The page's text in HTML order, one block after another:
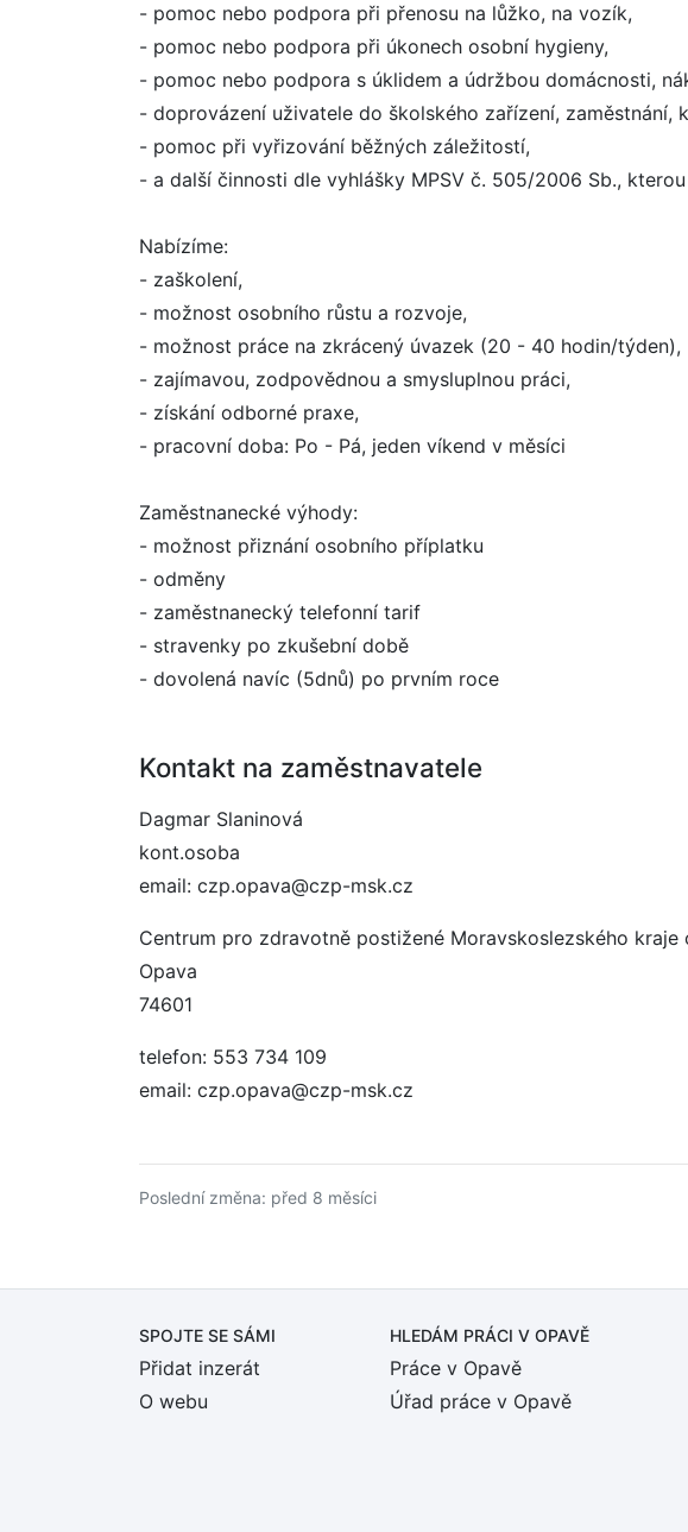
- pomoc nebo podpora při přenosu na lůžko, na vozík,
- pomoc nebo podpora při úkonech osobní hygieny,
- pomoc nebo podpora s úklidem a údržbou domácnosti,
- doprovázení uživatele do školského zařízení, zaměstnání,
- pomoc při vyřizování běžných záležitostí,
- a další činnosti dle vyhlášky MPSV č. 505/2006 Sb.,
Nabízíme:
- zaškolení,
- možnost osobního růstu a rozvoje,
- možnost práce na zkrácený úvazek (20 - 40 hodin/týden),
- zajímavou, zodpovědnou a smysluplnou práci,
- získání odborné praxe,
- pracovní doba: Po - Pá, jeden víkend v měsíci
Zaměstnanecké výhody:
- možnost přiznání osobního příplatku
- odměny
- zaměstnanecký telefonní tarif
- stravenky po zkušební době
- dovolená navíc (5dnů) po prvním roce
Kontakt na zaměstnavatele
Dagmar Slaninová
kont.osoba
email: czp.opava@czp-msk.cz
Centrum pro zdravotně postižené Moravskoslezského kraje
Opava
74601
telefon: 553 734 109
email: czp.opava@czp-msk.cz
Poslední změna: před 8 měsíci
SPOJTE SE SÁMI
Přidat inzerát
O webu
HLEDÁM PRÁCI V OPAVĚ
Práce v Opavě
Úřad práce v Opavě